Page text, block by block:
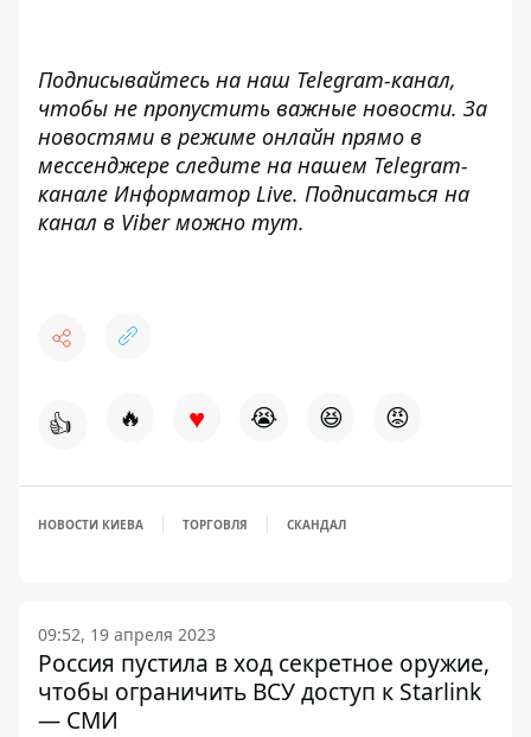
Подписывайтесь на наш Telegram-канал,
чтобы не пропустить важные новости. За
новостями в режиме онлайн прямо в
мессенджере следите на нашем Telegram-
канале Информатор Live. Подписаться на
канал в Viber можно тут.
👍 🔥 ♥ 😭 😆 😡
НОВОСТИ КИЕВА ТОРГОВЛЯ СКАНДАЛ
09:52, 19 апреля 2023
Россия пустила в ход секретное оружие,
чтобы ограничить ВСУ доступ к Starlink
— СМИ